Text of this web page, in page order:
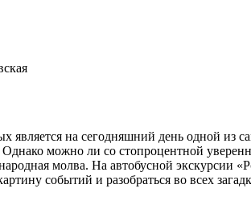
является на сегодняшний день одной из
можно ли со стопроцентной
молва. На автобусной
событий и разобраться во всех